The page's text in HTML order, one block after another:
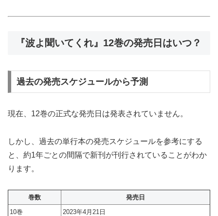
『波よ聞いてくれ』12巻の発売日はいつ？
過去の発売スケジュールから予測
現在、12巻の正式な発売日は発表されていません。
しかし、過去の単行本の発売スケジュールを参考にする
と、約1年ごとの間隔で新刊が刊行されていることがわか
ります。
巻数
発売日
10巻
2023年4月21日